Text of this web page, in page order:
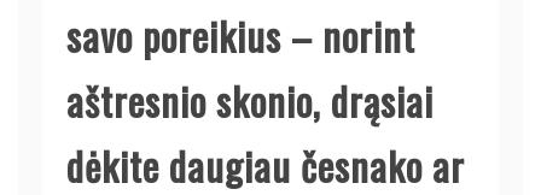
savo poreikius – norint
aštresnio skonio, drąsiai
dėkite daugiau česnako ar